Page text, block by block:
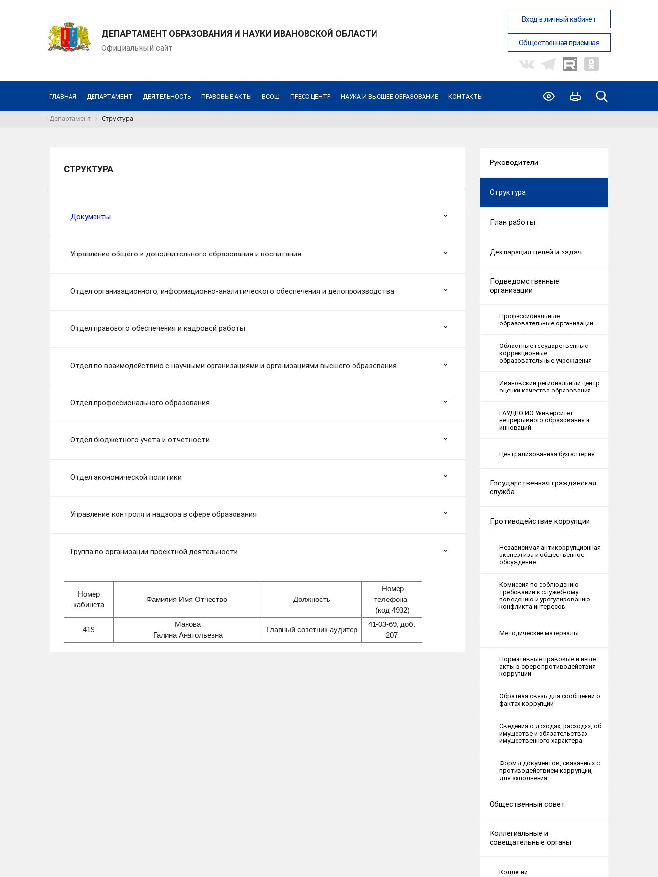
ДЕПАРТАМЕНТ ОБРАЗОВАНИЯ И НАУКИ ИВАНОВСКОЙ ОБЛАСТИ
Официальный сайт
Вход в личный кабинет
Общественная приемная
ГЛАВНАЯ ДЕПАРТАМЕНТ ДЕЯТЕЛЬНОСТЬ ПРАВОВЫЕ АКТЫ ВСОШ ПРЕСС-ЦЕНТР НАУКА И ВЫСШЕЕ ОБРАЗОВАНИЕ КОНТАКТЫ
Департамент Структура
СТРУКТУРА
Документы
Управление общего и дополнительного образования и воспитания
Отдел организационного, информационно-аналитического обеспечения и делопроизводства
Отдел правового обеспечения и кадровой работы
Отдел по взаимодействию с научными организациями и организациями высшего образования
Отдел профессионального образования
Отдел бюджетного учета и отчетности
Отдел экономической политики
Управление контроля и надзора в сфере образования
Группа по организации проектной деятельности
Номер
кабинета
Фамилия Имя Отчество Должность
Номер
телефона
(код 4932)
419
Манова
Галина Анатольевна
Главный советник-аудитор
41-03-69, доб.
207
Руководители
Структура
План работы
Декларация целей и задач
Подведомственные
организации
Профессиональные
образовательные организации
Областные государственные
коррекционные
образовательные учреждения
Ивановский региональный центр
оценки качества образования
ГАУДПО ИО Университет
непрерывного образования и
инноваций
Централизованная бухгалтерия
Государственная гражданская
служба
Противодействие коррупции
Независимая антикоррупционная
экспертиза и общественное
обсуждение
Комиссия по соблюдению
требований к служебному
поведению и урегулированию
конфликта интересов
Методические материалы
Нормативные правовые и иные
акты в сфере противодействия
коррупции
Обратная связь для сообщений о
фактах коррупции
Сведения о доходах, расходах, об
имуществе и обязательствах
имущественного характера
Формы документов, связанных с
противодействием коррупции,
для заполнения
Общественный совет
Коллегиальные и
совещательные органы
Коллегии